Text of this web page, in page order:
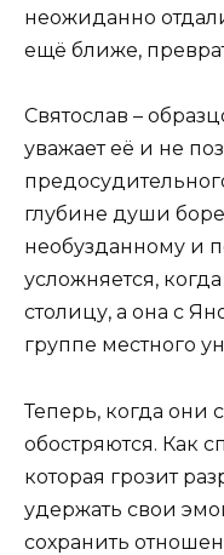
неожиданно
ещё ближе,
Святослав –
уважает её и не
глубине души
необузданному и
усложняется,
столицу, а она с
группе местного
Теперь, когда они
обостряются. Как
которая грозит
удержать свои
сохранить